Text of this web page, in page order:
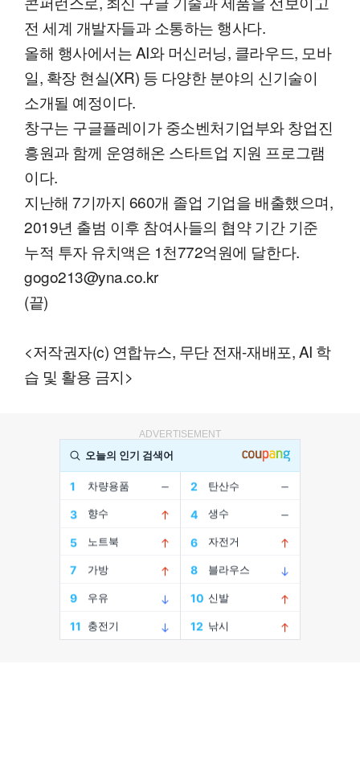
전 세계 개발자들과 소통하는 행사다.
올해 행사에서는 AI와 머신러닝, 클라우드, 모바
일, 확장 현실(XR) 등 다양한 분야의 신기술이
소개될 예정이다.
창구는 구글플레이가 중소벤처기업부와 창업진
흥원과 함께 운영해온 스타트업 지원 프로그램
이다.
지난해 7기까지 660개 졸업 기업을 배출했으며,
2019년 출범 이후 참여사들의 협약 기간 기준
누적 투자 유치액은 1천772억원에 달한다.
gogo213@yna.co.kr
(끝)
<저작권자(c) 연합뉴스, 무단 전재-재배포, AI 학
습 및 활용 금지>
ADVERTISEMENT